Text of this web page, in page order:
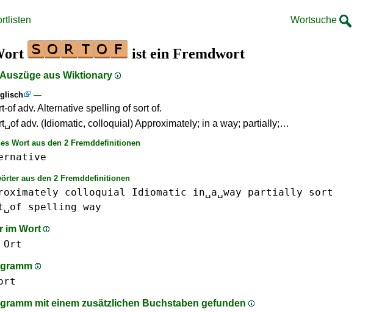
Wortsuche
ist ein Fremdwort
aus Wiktionary
—
of adv. Alternative spelling of sort of.
adv. (Idiomatic, colloquial) Approximately; in a way; partially;…
Wort aus den 2 Fremddefinitionen
aus den 2 Fremddefinitionen
colloquial Idiomatic in␣a␣way partially
sort
spelling way
im Wort
mit einem zusätzlichen Buchstaben gefunden